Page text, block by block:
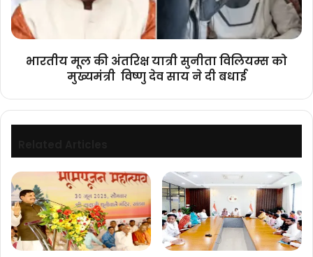
विलियम्स
को
मुख्यमंत्री
ने
दी
बधाई
भारतीय मूल की अंतरिक्ष यात्री सुनीता विलियम्स को
मुख्यमंत्री विष्णु देव साय ने दी बधाई